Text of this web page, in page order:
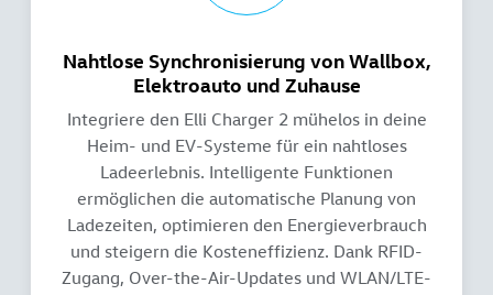
Nahtlose Synchronisierung von Wallbox,
Elektroauto und Zuhause
Integriere den Elli Charger 2 mühelos in deine
Heim- und EV-Systeme für ein nahtloses
Ladeerlebnis. Intelligente Funktionen
ermöglichen die automatische Planung von
Ladezeiten, optimieren den Energieverbrauch
und steigern die Kosteneffizienz. Dank RFID-
Zugang, Over-the-Air-Updates und WLAN/LTE-